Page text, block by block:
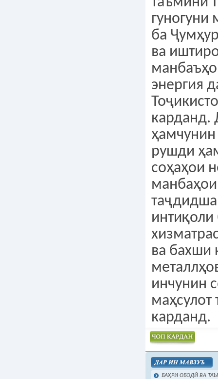
гуногуни
ба
ва
энергия
карданд.
рушди
соҳаҳои
манбаҳои
интиқоли
ва бахши
инчунин
карданд.
Чоп намудан
БАҲРИ ОБОДӢ ВА